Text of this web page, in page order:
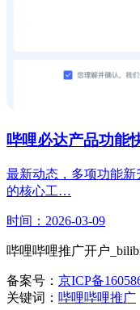
哔哩必达产品功能
最新动态，多项功能
的核心工…
时间：2026-03-09
哔哩哔哩推广开户
备案号： 京ICP备
关键词： 哔哩哔哩推广